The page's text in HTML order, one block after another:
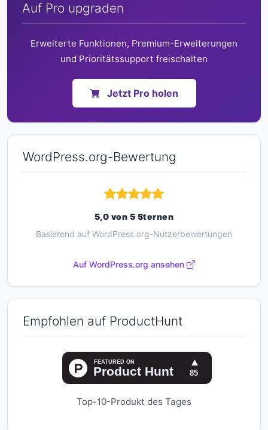
Auf Pro upgraden
Erweiterte Funktionen, Premium-Erweiterungen
und Prioritätssupport freischalten
Jetzt Pro holen
WordPress.org-Bewertung
5,0 von 5 Sternen
Basierend auf WordPress.org-Nutzerbewertungen
Auf WordPress.org ansehen
Empfohlen auf ProductHunt
Top-10-Produkt des Tages